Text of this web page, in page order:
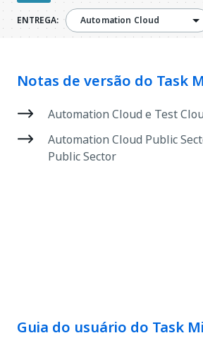
ENTREGA: Automation Cloud
Notas de versão do Task
Automation Cloud e Test
Automation Cloud Public
Public Sector
Guia do usuário do Task